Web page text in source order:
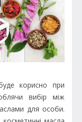
корисно при
вибір між
для особи.